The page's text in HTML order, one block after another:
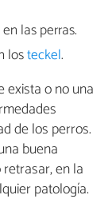
en las perras.
losteckel.
exista o no una
de los perros.
buena
en la
patología.